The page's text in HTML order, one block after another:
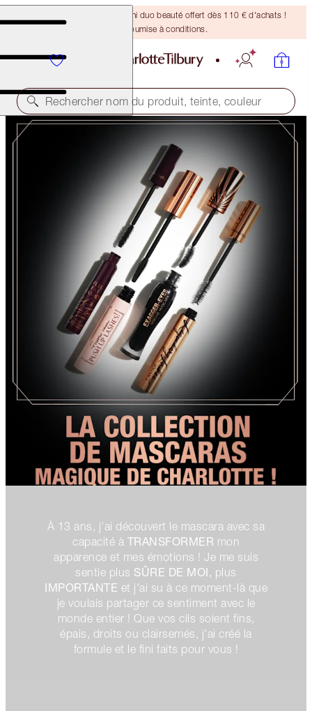
DERNIÈRE CHANCE ! Un mini duo beauté offert dès 110 € d'achats !
Offre soumise à conditions.
Rechercher nom du produit, teinte, couleur
À 13 ans, j'ai découvert le mascara avec sa
capacité à TRANSFORMER mon
apparence et mes émotions ! Je me suis
sentie plus SÛRE DE MOI, plus
IMPORTANTE et j'ai su à ce moment-là que
je voulais partager ce sentiment avec le
monde entier ! Que vos cils soient fins,
épais, droits ou clairsemés, j'ai créé la
formule et le fini faits pour vous !